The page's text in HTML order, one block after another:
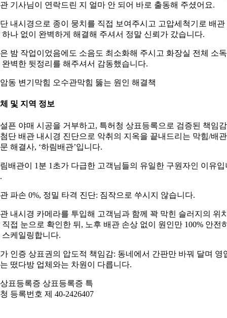
기사님이 연락드린 지 얼마 안 되어 바로 출동해 주셨어요.
내시경으로 종이 뭉치를 직접 보여주시고 고압세척기로 배관
하나 없이 완벽하게 해결해 주셔서 정말 신뢰가 갔습니다.
밤 작업이었음에도 소음도 최소화해 주시고 화장실 전체 소
완벽한 뒷정리를 해주셔서 감동했습니다.
동 변기막힘 오수관막힘 뚫는 원인 해결책
및 지역 정보
픈 야매 시공을 거부하고, 특허청 상표등록으로 검증된 책임
단 배관 내시경 진단으로 악취의 지옥을 끝내드리는 막힘/배관
해결사, ‘하림배관’입니다.
배관이 1분 1초가 다급한 고객님들의 유일한 구원자인 이유입
파손 0%, 정밀 타격 진단: 짐작으로 쑤시지 않습니다.
내시경 카메라를 투입해 고객님과 함께 꽉 막힌 슬러지의 위
직접 눈으로 확인한 뒤, 노후 배관 손상 없이 원인만 100% 안전
스케일링합니다.
인증 상표권의 압도적 책임감: 동네에서 간판만 바꿔 달며 영
떴다방 업체와는 차원이 다릅니다.